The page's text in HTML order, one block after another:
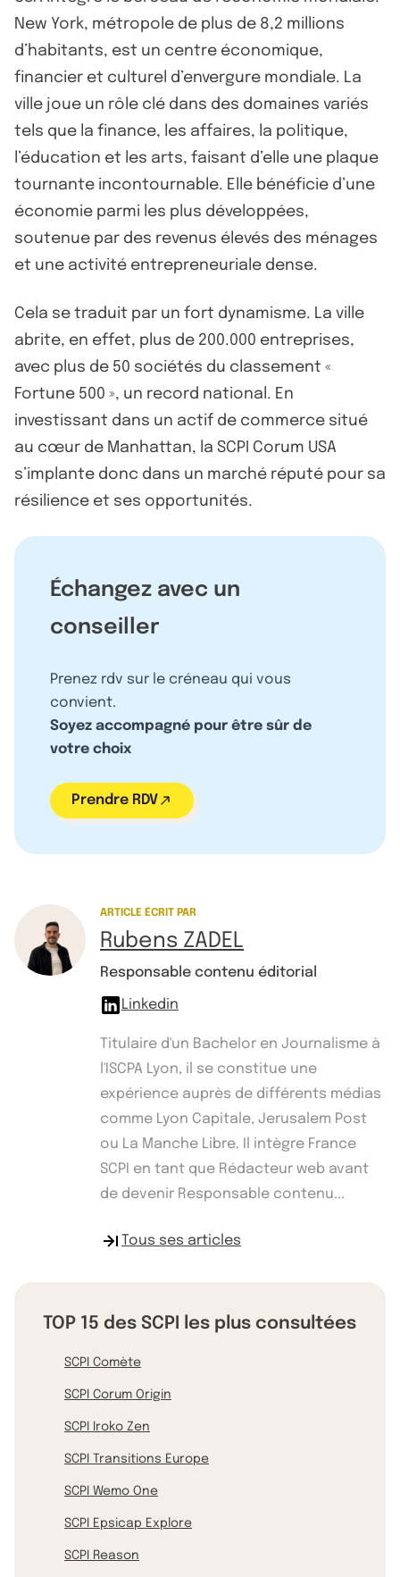
New York, métropole de plus de 8,2 millions
d’habitants, est un centre économique,
financier et culturel d’envergure mondiale. La
ville joue un rôle clé dans des domaines variés
tels que la finance, les affaires, la politique,
l’éducation et les arts, faisant d’elle une plaque
tournante incontournable. Elle bénéficie d’une
économie parmi les plus développées,
soutenue par des revenus élevés des ménages
et une activité entrepreneuriale dense.
Cela se traduit par un fort dynamisme. La ville
abrite, en effet, plus de 200.000 entreprises,
avec plus de 50 sociétés du classement «
Fortune 500 », un record national. En
investissant dans un actif de commerce situé
au cœur de Manhattan, la SCPI Corum USA
s’implante donc dans un marché réputé pour sa
résilience et ses opportunités.
Échangez avec un
conseiller
Prenez rdv sur le créneau qui vous
convient.
Soyez accompagné pour être sûr de
votre choix
Prendre RDV
ARTICLE ÉCRIT PAR
Rubens ZADEL
Responsable contenu éditorial
Linkedin
Titulaire d'un Bachelor en Journalisme à
l'ISCPA Lyon, il se constitue une
expérience auprès de différents médias
comme Lyon Capitale, Jerusalem Post
ou La Manche Libre. Il intègre France
SCPI en tant que Rédacteur web avant
de devenir Responsable contenu...
Tous ses articles
TOP 15 des SCPI les plus consultées
SCPI Comète
SCPI Corum Origin
SCPI Iroko Zen
SCPI Transitions Europe
SCPI Wemo One
SCPI Epsicap Explore
SCPI Reason